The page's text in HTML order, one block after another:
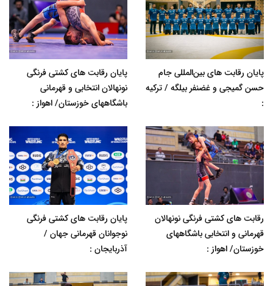
پایان رقابت های بین‌المللی جام
حسن گمیجی و غضنفر بیلگه / ترکیه
:
پایان رقابت های کشتی فرنگی
نونهالان انتخابی و قهرمانی
باشگاههای خوزستان/ اهواز :
رقابت های کشتی فرنگی نونهالان
قهرمانی و انتخابی باشگاههای
خوزستان/ اهواز :
پایان رقابت های کشتی فرنگی
نوجوانان قهرمانی جهان /
آذربایجان :